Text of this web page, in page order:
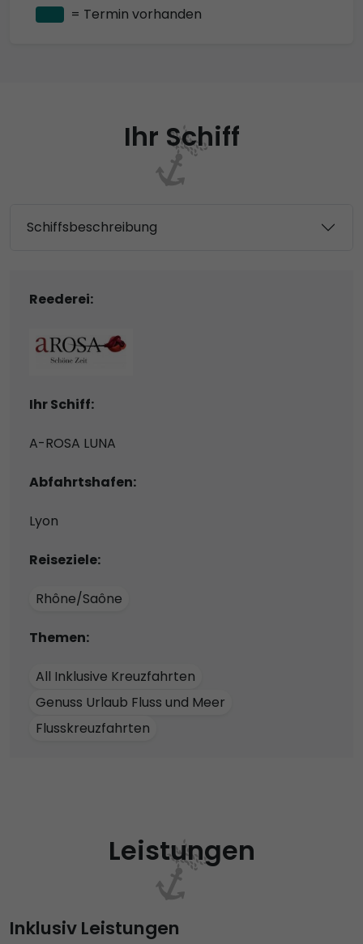
= Termin vorhanden
Ihr Schiff
Schiffsbeschreibung
Reederei:
Ihr Schiff:
A-ROSA LUNA
Abfahrtshafen:
Lyon
Reiseziele:
Rhône/Saône
Themen:
All Inklusive Kreuzfahrten
Genuss Urlaub Fluss und Meer
Flusskreuzfahrten
Leistungen
Inklusiv Leistungen